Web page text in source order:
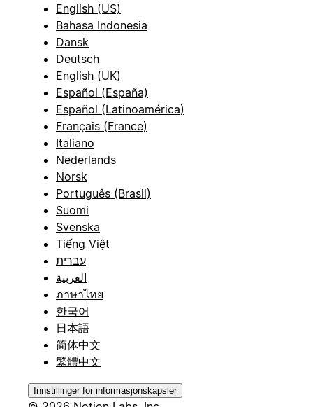
English (US)
Bahasa Indonesia
Dansk
Deutsch
English (UK)
Español (España)
Español (Latinoamérica)
Français (France)
Italiano
Nederlands
Norsk
Português (Brasil)
Suomi
Svenska
Tiếng Việt
עברית
العربية
ภาษาไทย
한국어
日本語
简体中文
繁體中文
Innstillinger for informasjonskapsler